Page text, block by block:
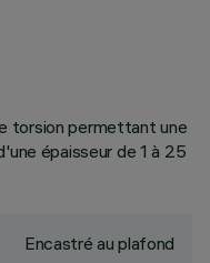
torsion permettant une
épaisseur de 1 à 25
Encastré au plafond